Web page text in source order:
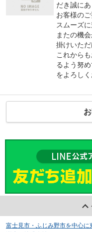
だき誠に
お客様の
スムーズ
またの機
掛けいただ
これから
るよう努
をよろしく
富士見市・ふじみ野市を中心